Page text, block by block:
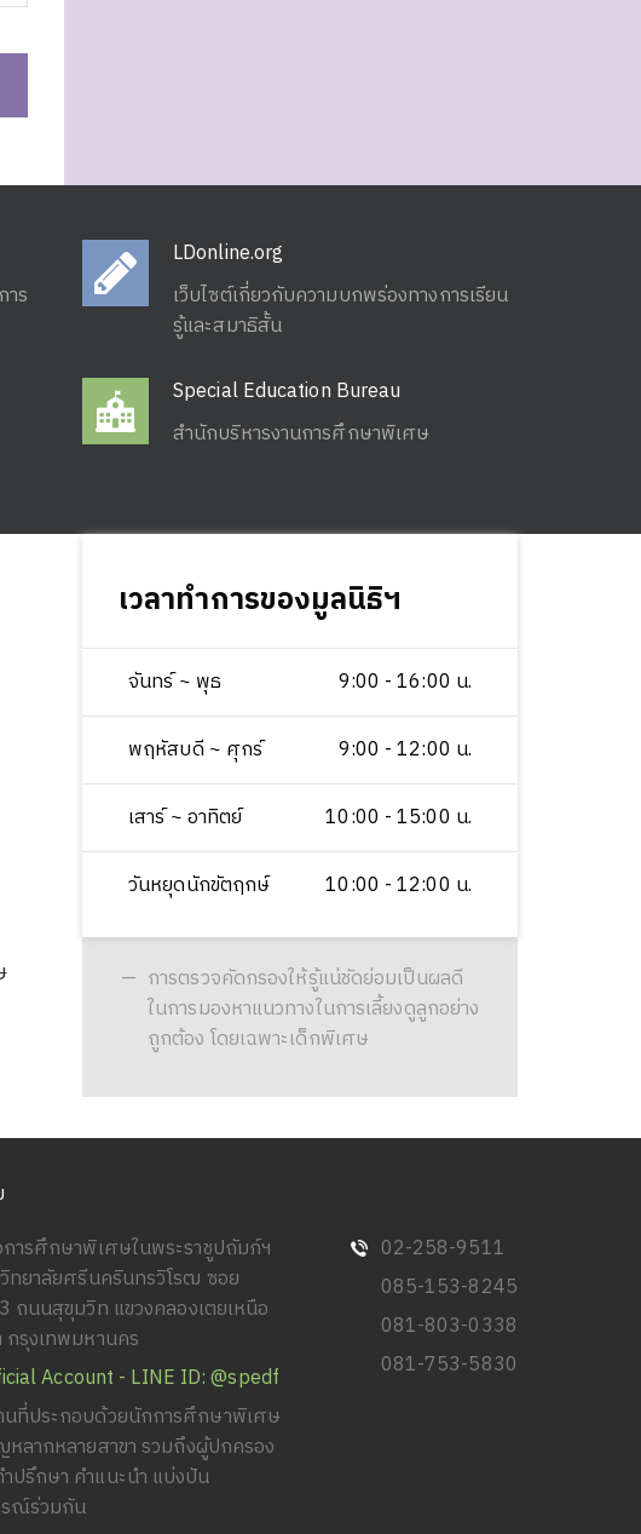
ร
LDonline.org
เว็บไซต์เกี่ยวกับความบกพร่องทางการเรียน
รู้และสมาธิสั้น
Special Education Bureau
สำนักบริหารงานการศึกษาพิเศษ
เวลาทำการของมูลนิธิฯ
จันทร์ ~ พุธ 9:00 - 16:00 น.
พฤหัสบดี ~ ศุกร์ 9:00 - 12:00 น.
เสาร์ ~ อาทิตย์ 10:00 - 15:00 น.
วันหยุดนักขัตฤกษ์ 10:00 - 12:00 น.
การตรวจคัดกรองให้รู้แน่ชัดย่อมเป็นผลดี
ในการมองหาแนวทางในการเลี้ยงดูลูกอย่าง
ถูกต้อง โดยเฉพาะเด็กพิเศษ
ารศึกษาพิเศษในพระราชูปถัมภ์ฯ
ทยาลัยศรีนครินทรวิโรฒ ซอย
ถนนสุขุมวิท แขวงคลองเตยเหนือ
กรุงเทพมหานคร
Account - LINE ID: @spedf
ที่ประกอบด้วยนักการศึกษาพิเศษ
หลากหลายสาขา รวมถึงผู้ปกครอง
ปรึกษา คำแนะนำ แบ่งปัน
ณ์ร่วมกัน
02-258-9511
085-153-8245
081-803-0338
081-753-5830